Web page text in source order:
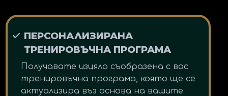
ПЕРСОНАЛИЗИРАНА
ТРЕНИРОВЪЧНА ПРОГРАМА
Получавате изцяло съобразена с вас
тренировъчна програма, която ще се
актуализира въз основа на вашите